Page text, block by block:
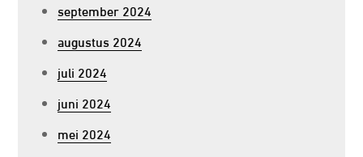
september 2024
augustus 2024
juli 2024
juni 2024
mei 2024